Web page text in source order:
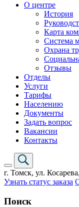
О центре
История
Карта
Система
Охрана
Отзывы
Отделы
Услуги
Тарифы
Населению
Документы
Задать вопрос
Вакансии
Контакты
г. Томск, ул.
Узнать статус заказа
Поиск